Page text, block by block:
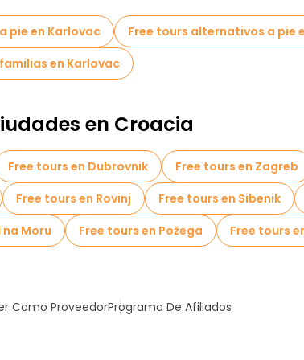
pie en Karlovac Free tours alternativos a pie
en Karlovac
en Croacia
Free tours en Dubrovnik Free tours en Zagreb
Free tours en Rovinj Free tours en Sibenik
Moru
Free tours en Požega Free tours
Como ProveedorPrograma De Afiliados